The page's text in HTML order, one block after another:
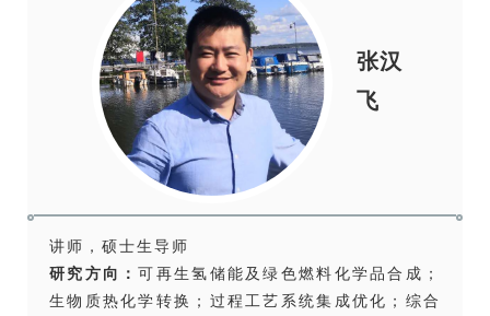
张汉
飞
讲师，硕士生导师
研究方向：可再生氢储能及绿色燃料化学品合成；
生物质热化学转换；过程工艺系统集成优化；综合